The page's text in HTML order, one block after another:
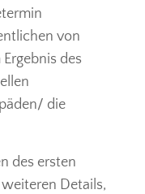
von
des
die
des ersten
Details,